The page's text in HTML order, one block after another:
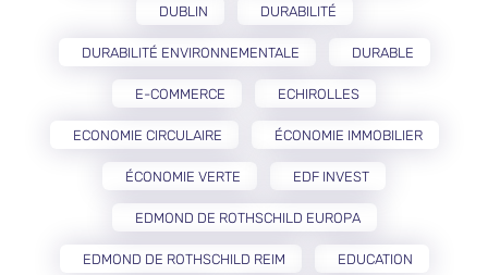
DUBLIN DURABILITÉ
DURABILITÉ ENVIRONNEMENTALE DURABLE
E-COMMERCE ECHIROLLES
ECONOMIE CIRCULAIRE ÉCONOMIE IMMOBILIER
ÉCONOMIE VERTE EDF INVEST
EDMOND DE ROTHSCHILD EUROPA
EDMOND DE ROTHSCHILD REIM EDUCATION